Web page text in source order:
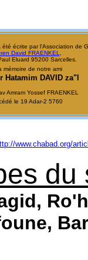
écrite par l'Association de
David FRAENKEL
Eluard 95200 Sarcelles.
mémoire de notre ami
Hatamim DAVID za"l
Amram Yossef FRAENKEL
le 19 Adar-2 5760
www.chabad.org/
du